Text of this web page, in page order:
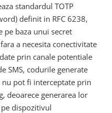
standardul TOTP
definit in RFC 6238,
pe baza unui secret
a necesita conectivitate
prin canale potentiale
SMS, codurile generate
pot fi interceptate prin
deoarece generarea lor
dispozitivul